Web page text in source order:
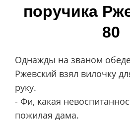
поручика
80
Однажды на званом
Ржевский взял вилочку
руку.
- Фи, какая
пожилая дама.